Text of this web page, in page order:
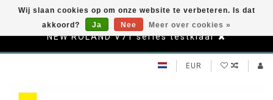
NEW ROLAND V71 series testklaar
EUR
Wij slaan cookies op om onze website te verbeteren. Is dat
akkoord?
Ja Nee Meer over cookies »